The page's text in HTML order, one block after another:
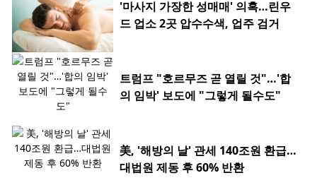
'마사지 가장한 성매매' 의혹…린우
드 업소 2곳 압수수색, 업주 검거
트럼프 "호르무즈 곧 열릴 것"…'합
의 임박' 보도에 "그렇게 될수도"
美, '해방의 날' 관세 140조원 환급…
대법원 제동 후 60% 반환